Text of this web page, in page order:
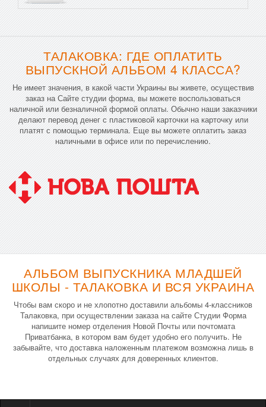
ТАЛАКОВКА: ГДЕ ОПЛАТИТЬ
ВЫПУСКНОЙ АЛЬБОМ 4 КЛАССА?
Не имеет значения, в какой части Украины вы живете, осуществив
заказ на Сайте студии форма, вы можете воспользоваться
наличной или безналичной формой оплаты. Обычно наши заказчики
делают перевод денег с пластиковой карточки на карточку или
платят с помощью терминала. Еще вы можете оплатить заказ
наличными в офисе или по перечислению.
АЛЬБОМ ВЫПУСКНИКА МЛАДШЕЙ
ШКОЛЫ - ТАЛАКОВКА И ВСЯ УКРАИНА
Чтобы вам скоро и не хлопотно доставили альбомы 4-классников
Талаковка, при осуществлении заказа на сайте Студии Форма
напишите номер отделения Новой Почты или почтомата
Приватбанка, в котором вам будет удобно его получить. Не
забывайте, что доставка наложенным платежом возможна лишь в
отдельных случаях для доверенных клиентов.